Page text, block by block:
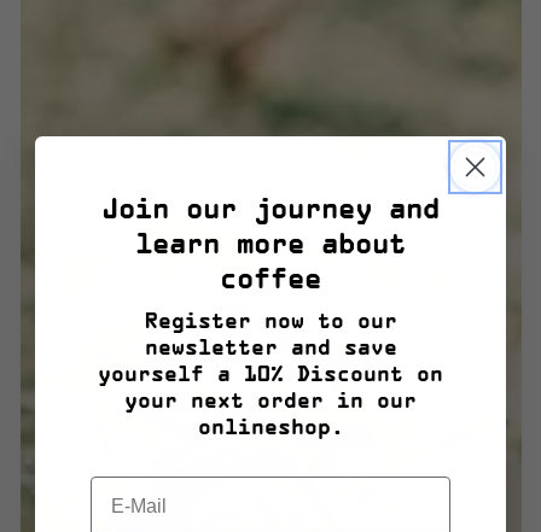
Join our journey and
learn more about
coffee
Register now to our
newsletter and save
yourself a 10% Discount on
your next order in our
onlineshop.